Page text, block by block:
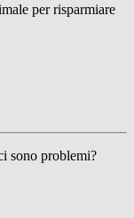
per risparmiare
sono problemi?